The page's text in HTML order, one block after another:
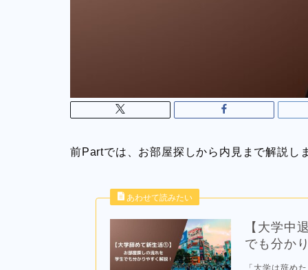
前Partでは、お部屋探しから内見まで解説し
【大学中
でも分か